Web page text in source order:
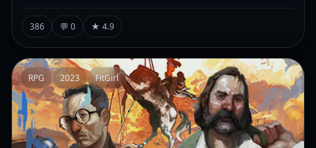
386 💬 0 ★ 4.9
RPG 2023 FitGirl